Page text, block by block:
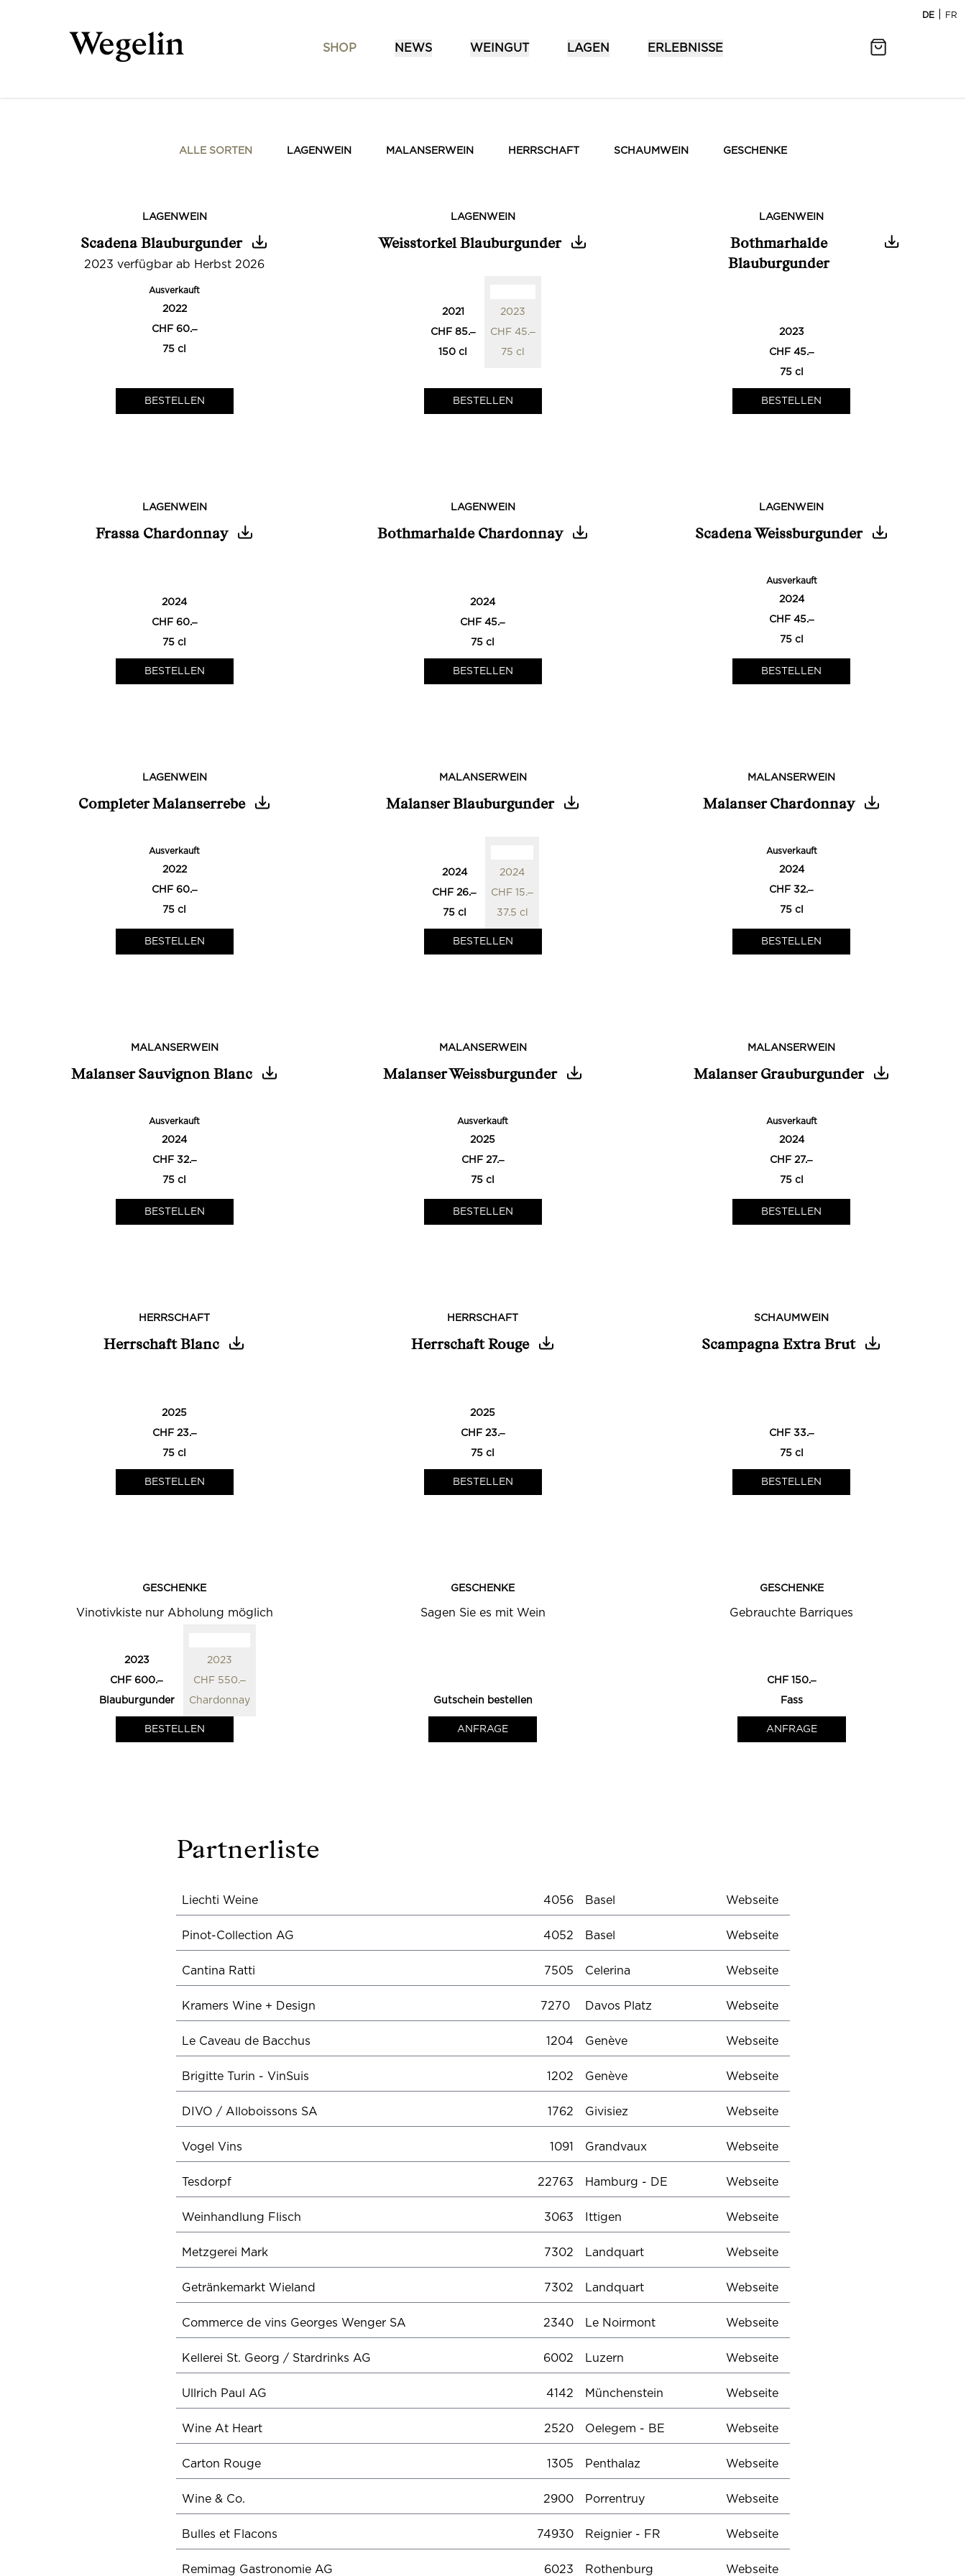
DE FR
SHOP NEWS WEINGUT LAGEN ERLEBNISSE
ALLE SORTEN LAGENWEIN MALANSERWEIN HERRSCHAFT SCHAUMWEIN GESCHENKE
LAGENWEIN
Scadena Blauburgunder
2023 verfügbar ab Herbst 2026
Ausverkauft
2022
CHF 60.‒
75 cl
LAGENWEIN
Weisstorkel Blauburgunder
2021
CHF 85.‒
150 cl
2023
CHF 45.‒
75 cl
LAGENWEIN
Bothmarhalde
Blauburgunder
2023
CHF 45.‒
75 cl
LAGENWEIN
Frassa Chardonnay
2024
CHF 60.‒
75 cl
LAGENWEIN
Bothmarhalde Chardonnay
2024
CHF 45.‒
75 cl
LAGENWEIN
Scadena Weissburgunder
Ausverkauft
2024
CHF 45.‒
75 cl
LAGENWEIN
Completer Malanserrebe
Ausverkauft
2022
CHF 60.‒
75 cl
MALANSERWEIN
Malanser Blauburgunder
2024
CHF 26.‒
75 cl
2024
CHF 15.‒
37.5 cl
MALANSERWEIN
Malanser Chardonnay
Ausverkauft
2024
CHF 32.‒
75 cl
MALANSERWEIN
Malanser Sauvignon Blanc
Ausverkauft
2024
CHF 32.‒
75 cl
MALANSERWEIN
Malanser Weissburgunder
Ausverkauft
2025
CHF 27.‒
75 cl
MALANSERWEIN
Malanser Grauburgunder
Ausverkauft
2024
CHF 27.‒
75 cl
HERRSCHAFT
Herrschaft Blanc
2025
CHF 23.‒
75 cl
HERRSCHAFT
Herrschaft Rouge
2025
CHF 23.‒
75 cl
SCHAUMWEIN
Scampagna Extra Brut
CHF 33.‒
75 cl
GESCHENKE
Vinotivkiste nur Abholung möglich
2023
CHF 600.‒
Blauburgunder
2023
CHF 550.‒
Chardonnay
GESCHENKE
Sagen Sie es mit Wein
Gutschein bestellen
ANFRAGE
GESCHENKE
Gebrauchte Barriques
CHF 150.‒
Fass
ANFRAGE
Partnerliste
Liechti Weine 4056 Basel Webseite
Pinot-Collection AG 4052 Basel Webseite
Cantina Ratti 7505 Celerina Webseite
Kramers Wine + Design 7270 Davos Platz Webseite
Le Caveau de Bacchus 1204 Genève Webseite
Brigitte Turin - VinSuis 1202 Genève Webseite
DIVO / Alloboissons SA 1762 Givisiez Webseite
Vogel Vins 1091 Grandvaux Webseite
Tesdorpf 22763 Hamburg - DE Webseite
Weinhandlung Flisch 3063 Ittigen Webseite
Metzgerei Mark 7302 Landquart Webseite
Getränkemarkt Wieland 7302 Landquart Webseite
Commerce de vins Georges Wenger SA 2340 Le Noirmont Webseite
Kellerei St. Georg / Stardrinks AG 6002 Luzern Webseite
Ullrich Paul AG 4142 Münchenstein Webseite
Wine At Heart 2520 Oelegem - BE Webseite
Carton Rouge 1305 Penthalaz Webseite
Wine & Co. 2900 Porrentruy Webseite
Bulles et Flacons 74930 Reignier - FR Webseite
Remimag Gastronomie AG 6023 Rothenburg Webseite